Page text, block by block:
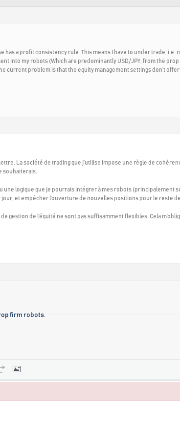
has a profit consistency rule. This means I have to under trade,
into my robots (Which are predominantly USD/JPY, from the
current problem is that the equity management settings don’t
La société de trading que j’utilise impose une règle de
souhaiterais.
logique que je pourrais intégrer à mes robots (principalement
jour, et empêcher l’ouverture de nouvelles positions pour le reste
gestion de l’équité ne sont pas suffisamment flexibles. Cela
firm robots.